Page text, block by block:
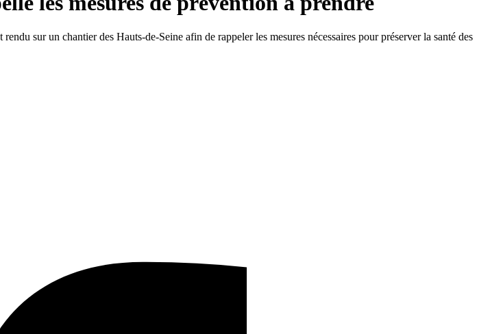
sur un chantier des Hauts-de-Seine afin de rappeler les mesures nécessaires pour préserver la santé des